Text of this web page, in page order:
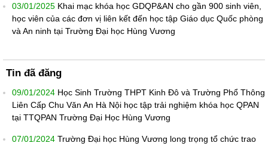
03/01/2025 Khai mạc khóa học GDQP&AN cho gần 900 sinh viên,
học viên của các đơn vị liên kết đến học tập Giáo dục Quốc phòng
và An ninh tại Trường Đại học Hùng Vương
Tin đã đăng
09/01/2024 Học Sinh Trường THPT Kinh Đô và Trường Phổ Thông
Liên Cấp Chu Văn An Hà Nội học tập trải nghiệm khóa học QPAN
tại TTQPAN Trường Đại Học Hùng Vương
07/01/2024 Trường Đại học Hùng Vương long trọng tổ chức trao